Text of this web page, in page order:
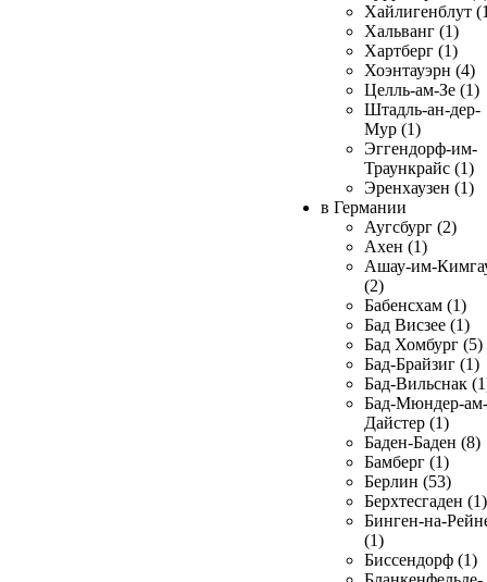
Хайлигенблут
Хальванг (1)
Хартберг (1)
Хоэнтауэрн (4)
Целль-ам-Зе (1)
Штадль-ан-дер-
Мур (1)
Эггендорф-им-
Траункрайс (1)
Эренхаузен (1)
в Германии
Аугсбург (2)
Ахен (1)
Ашау-им-
(2)
Бабенсхам (1)
Бад Висзее (1)
Бад Хомбург (5)
Бад-Брайзиг (1)
Бад-Вильснак
Бад-Мюндер-ам-
Дайстер (1)
Баден-Баден (8)
Бамберг (1)
Берлин (53)
Берхтесгаден (1)
Бинген-на-
(1)
Биссендорф (1)